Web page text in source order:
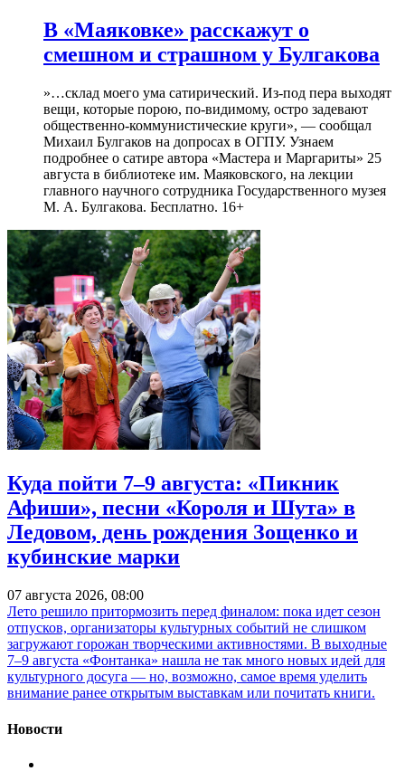
В «Маяковке» расскажут о
смешном и страшном у Булгакова
»…склад моего ума сатирический. Из-под пера выходят
вещи, которые порою, по-видимому, остро задевают
общественно-коммунистические круги», — сообщал
Михаил Булгаков на допросах в ОГПУ. Узнаем
подробнее о сатире автора «Мастера и Маргариты» 25
августа в библиотеке им. Маяковского, на лекции
главного научного сотрудника Государственного музея
М. А. Булгакова. Бесплатно. 16+
Куда пойти 7–9 августа: «Пикник
Афиши», песни «Короля и Шута» в
Ледовом, день рождения Зощенко и
кубинские марки
07 августа 2026, 08:00
Лето решило притормозить перед финалом: пока идет сезон
отпусков, организаторы культурных событий не слишком
загружают горожан творческими активностями. В выходные
7–9 августа «Фонтанка» нашла не так много новых идей для
культурного досуга — но, возможно, самое время уделить
внимание ранее открытым выставкам или почитать книги.
Новости